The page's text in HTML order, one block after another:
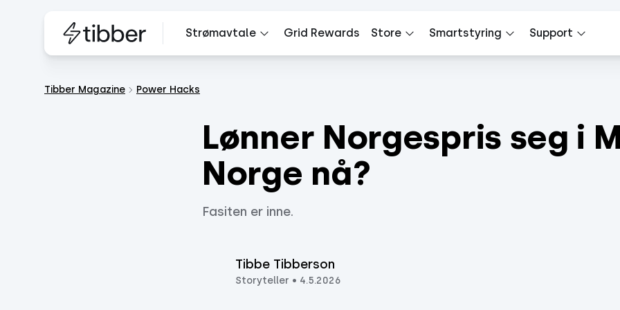
Strømavtale Grid Rewards Store Smartstyring Support
Tibber Magazine Power Hacks
Lønner Norgespris seg i
Norge nå?
Fasiten er inne.
Tibbe Tibberson
Storyteller • 4.5.2026